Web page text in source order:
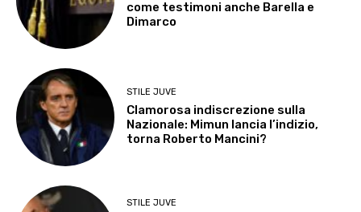
come testimoni anche Barella e
Dimarco
STILE JUVE
Clamorosa indiscrezione sulla
Nazionale: Mimun lancia l’indizio,
torna Roberto Mancini?
STILE JUVE